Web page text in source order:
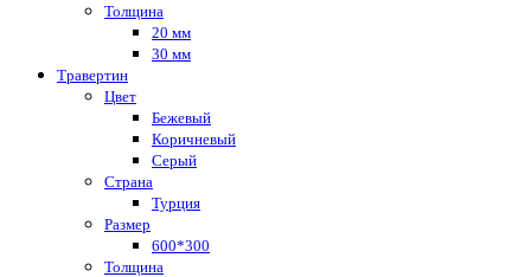
Толщина
20 мм
30 мм
Травертин
Цвет
Бежевый
Коричневый
Серый
Страна
Турция
Размер
600*300
Толщина